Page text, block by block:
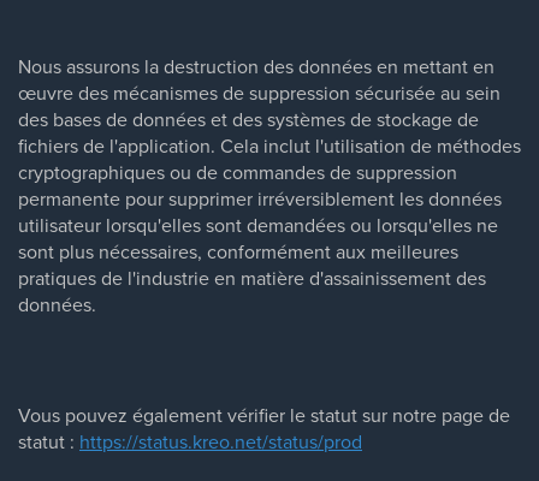
Nous assurons la destruction des données en mettant en
œuvre des mécanismes de suppression sécurisée au sein
des bases de données et des systèmes de stockage de
fichiers de l'application. Cela inclut l'utilisation de méthodes
cryptographiques ou de commandes de suppression
permanente pour supprimer irréversiblement les données
utilisateur lorsqu'elles sont demandées ou lorsqu'elles ne
sont plus nécessaires, conformément aux meilleures
pratiques de l'industrie en matière d'assainissement des
données.
Vous pouvez également vérifier le statut sur notre page de
statut : https://status.kreo.net/status/prod